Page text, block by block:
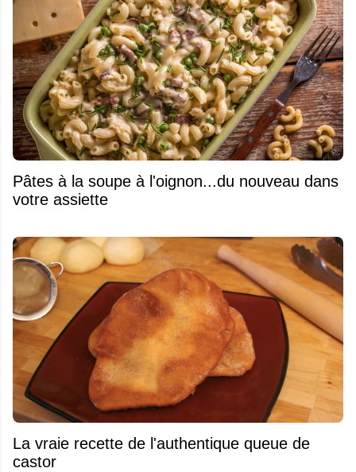
Pâtes à la soupe à l'oignon...du nouveau dans
votre assiette
La vraie recette de l'authentique queue de
castor